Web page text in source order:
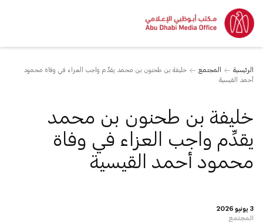
الرئيسية المجتمع
خليفة بن طحنون بن محمد يقدِّم واجب العزاء في وفاة محمود
أحمد القيسية
3 يونيو 2026
المجتمع
خليفة بن طحنون بن محمد
يقدِّم واجب العزاء في وفاة
محمود أحمد القيسية